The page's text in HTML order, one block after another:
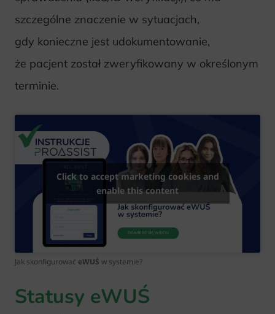
szczególne znaczenie w sytuacjach,
gdy konieczne jest udokumentowanie,
że pacjent został zweryfikowany w określonym
terminie.
Click to accept marketing cookies and
enable this content
Jak skonfigurować eWUŚ w systemie?
Statusy eWUŚ